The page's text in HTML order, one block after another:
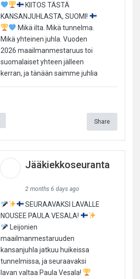
KIITOS TÄSTÄ
KANSANJUHLASTA, SUOMI!
Mikä ilta. Mikä tunnelma.
Mikä yhteinen juhla. Vuoden
2026 maailmanmestaruus toi
suomalaiset yhteen jälleen
kerran, ja tänään saimme juhlia
Share
Jääkiekkoseuranta
2 months 6 days ago
SEURAAVAKSI LAVALLE
NOUSEE PAULA VESALA!
Leijonien
maailmanmestaruuden
kansanjuhla jatkuu huikeissa
tunnelmissa, ja seuraavaksi
lavan valtaa Paula Vesala!